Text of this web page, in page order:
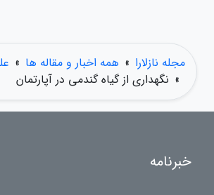
مجله نازلارا » همه اخبار و مقاله ها »
» نگهداری از گیاه گندمی در آپارتمان
خبرنامه